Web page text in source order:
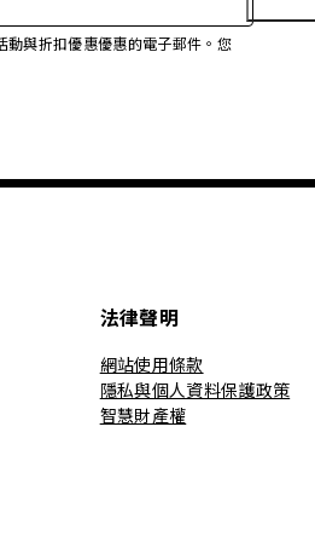
動與折扣優惠優惠的電子郵件。您
法律聲明
網站使用條款
隱私與個人資料保護政策
智慧財產權